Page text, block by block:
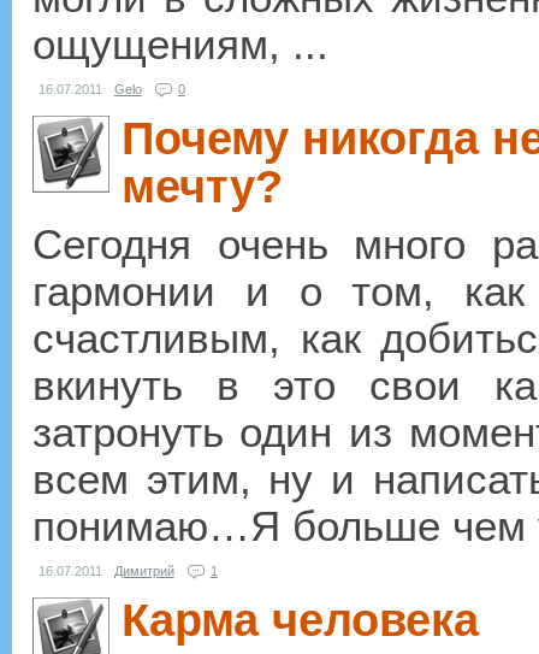
ощущениям, ...
16.07.2011 Gelo 0
Почему никогда
мечту?
Сегодня очень много
гармонии и о том, как
счастливым, как
вкинуть в это свои
затронуть один из
всем этим, ну и
понимаю…Я больше чем
16.07.2011 Димитрий 1
Карма человека